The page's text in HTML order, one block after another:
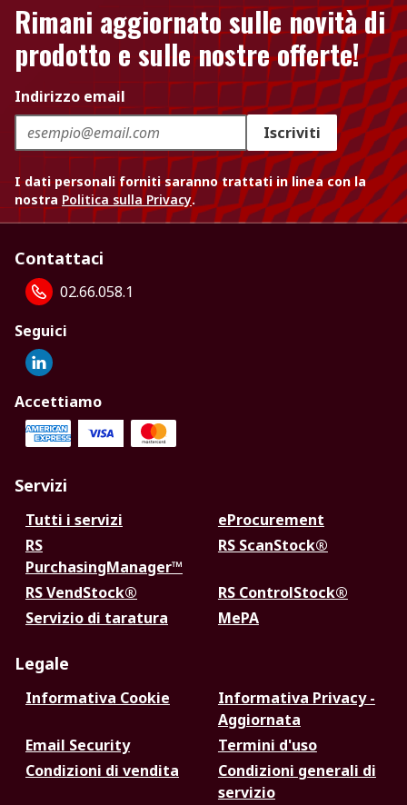
Rimani aggiornato sulle novità di
prodotto e sulle nostre offerte!
Indirizzo email
Iscriviti
I dati personali forniti saranno trattati in linea con la
nostra Politica sulla Privacy.
Contattaci
02.66.058.1
Seguici
Accettiamo
Servizi
Tutti i servizi
eProcurement
RS
PurchasingManager™
RS ScanStock®
RS VendStock®
RS ControlStock®
Servizio di taratura
MePA
Legale
Informativa Cookie
Informativa Privacy -
Aggiornata
Email Security
Termini d'uso
Condizioni di vendita
Condizioni generali di
servizio